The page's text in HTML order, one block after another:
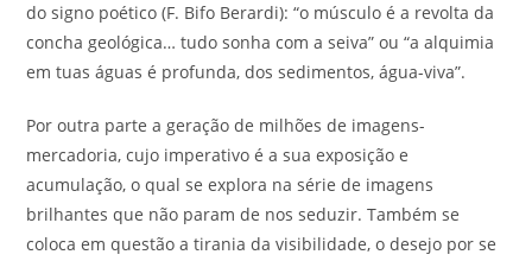
do signo poético (F. Bifo Berardi): “o músculo é a revolta da
concha geológica… tudo sonha com a seiva” ou “a alquimia
em tuas águas é profunda, dos sedimentos, água-viva”.
Por outra parte a geração de milhões de imagens-
mercadoria, cujo imperativo é a sua exposição e
acumulação, o qual se explora na série de imagens
brilhantes que não param de nos seduzir. Também se
coloca em questão a tirania da visibilidade, o desejo por se